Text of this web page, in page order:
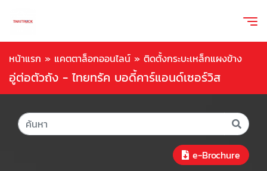
หน้าแรก » แคตตาล็อกออนไลน์ » ติดตั้งกระบะเหล็กแผงข้าง
อู่ต่อตัวถัง - ไทยทรัค บอดี้คาร์แอนด์เซอร์วิส
e-Brochure